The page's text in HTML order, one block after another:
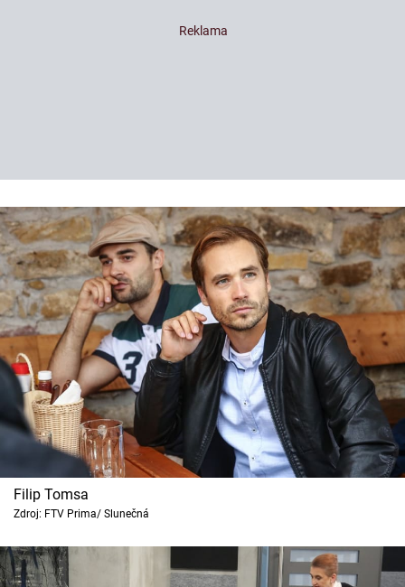
Filip Tomsa
Zdroj: FTV Prima/ Slunečná